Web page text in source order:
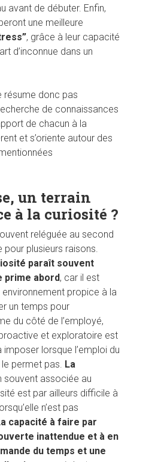
avant de débuter. Enfin,
une meilleure
, grâce à leur capacité
d’inconnue dans un
résume donc pas
de connaissances
de chacun à la
et s’oriente autour des
un terrain
à la curiosité ?
reléguée au second
pour plusieurs raisons.
paraît souvent
prime abord, car il est
environnement propice à la
un temps pour
du côté de l’employé,
et exploratoire est
lorsque l’emploi du
permet pas. La
souvent associée au
est par ailleurs difficile à
n’est pas
capacité à faire par
inattendue et à en
du temps et une